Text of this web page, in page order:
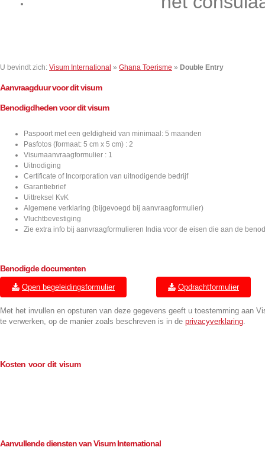
U bevindt zich: Visum International » Ghana Toerisme » Double Entry
Aanvraagduur voor dit visum
Benodigdheden voor dit visum
Paspoort met een geldigheid van minimaal: 5 maanden
Pasfotos (formaat: 5 cm x 5 cm) : 2
Visumaanvraagformulier : 1
Uitnodiging
Certificate of Incorporation van uitnodigende bedrijf
Garantiebrief
Uittreksel KvK
Algemene verklaring (bijgevoegd bij aanvraagformulier)
Vluchtbevestiging
Zie extra info bij aanvraagformulieren India voor de eisen die aan de
Benodigde documenten
Open begeleidingsformulier Opdrachtformulier
Met het invullen en opsturen van deze gegevens geeft u toestemming aan
te verwerken, op de manier zoals beschreven is in de privacyverklaring.
Kosten voor dit visum
Aanvullende diensten van Visum International